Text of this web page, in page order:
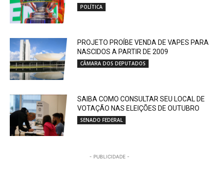
POLÍTICA
PROJETO PROÍBE VENDA DE VAPES PARA
NASCIDOS A PARTIR DE 2009
CÂMARA DOS DEPUTADOS
SAIBA COMO CONSULTAR SEU LOCAL DE
VOTAÇÃO NAS ELEIÇÕES DE OUTUBRO
SENADO FEDERAL
- PUBLICIDADE -